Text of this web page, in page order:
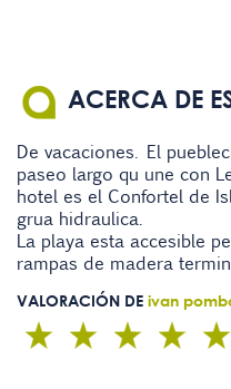
ACERCA DE
De vacaciones. El
paseo largo qu une con
hotel es el Confortel de
grua hidraulica.
La playa esta accesible
rampas de madera
VALORACIÓN DE ivan